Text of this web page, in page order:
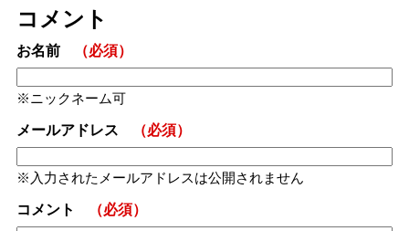
コメント
お名前 （必須）
ニックネーム可
メールアドレス （必須）
入力されたメールアドレスは公開されません
コメント （必須）